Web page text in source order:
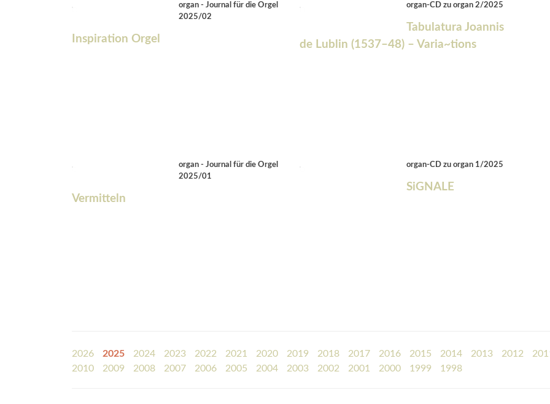
organ - Journal für die Orgel
2025/02
Inspiration Orgel
organ-CD zu organ 2/2025
Tabulatura Joannis
de Lublin (1537–48) – Varia~tions
organ - Journal für die Orgel
2025/01
Vermitteln
organ-CD zu organ 1/2025
SiGNALE
2026 2025 2024 2023 2022 2021 2020 2019 2018 2017 2016 2015 2014 2013 2012
2010
2009 2008 2007 2006 2005 2004 2003 2002 2001 2000 1999 1998